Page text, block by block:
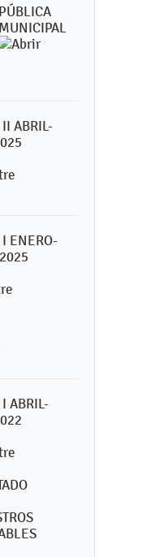
PÚBLICA
MUNICIPAL
II ABRIL-
I ENERO-
ABRIL-